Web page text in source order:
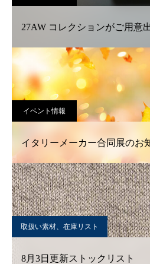
27AW コレクションがご用意
イベント情報
イタリーメーカー合同展のお
取扱い素材、在庫リスト
8月3日更新ストックリスト